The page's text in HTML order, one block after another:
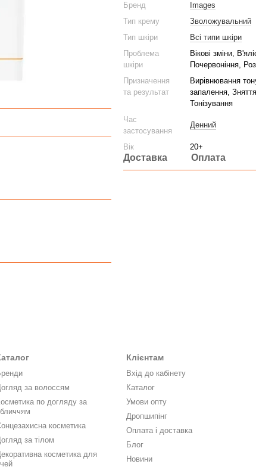
Бренд
Images
Тип крему
Зволожувальний
Тип шкіри
Всі типи шкіри
Проблема
шкіри
Вікові зміни,
Почервоніння,
Призначення
та результат
Вирівнювання
запалення,
Тонізування
Час
застосування
Денний
Вік 20+
Доставка Оплата
за волоссям
по догляду за
косметика
за тілом
косметика для
Клієнтам
Вхід до кабінету
Каталог
Умови опту
Дропшипінг
Оплата і доставка
Блог
Новини